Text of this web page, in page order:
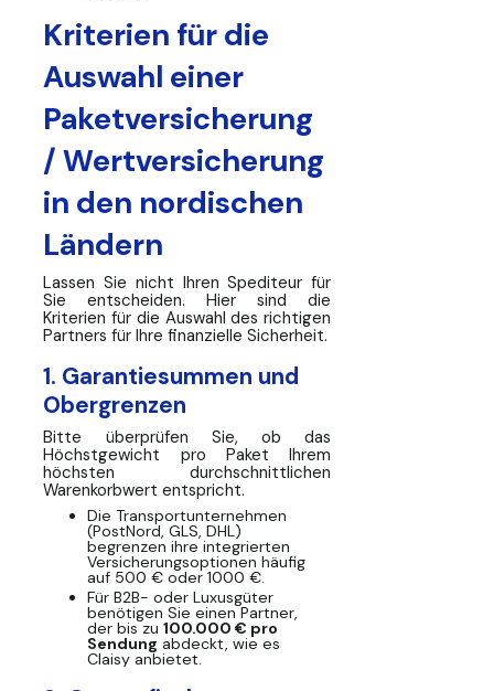
Kriterien für die
Auswahl einer
Paketversicherung
/ Wertversicherung
in den nordischen
Ländern
Lassen Sie nicht Ihren Spediteur für
Sie entscheiden. Hier sind die
Kriterien für die Auswahl des richtigen
Partners für Ihre finanzielle Sicherheit.
1. Garantiesummen und
Obergrenzen
Bitte überprüfen Sie, ob das
Höchstgewicht pro Paket Ihrem
höchsten durchschnittlichen
Warenkorbwert entspricht.
Die Transportunternehmen
(PostNord, GLS, DHL)
begrenzen ihre integrierten
Versicherungsoptionen häufig
auf 500 € oder 1000 €.
Für B2B- oder Luxusgüter
benötigen Sie einen Partner,
der bis zu 100.000 € pro
Sendung abdeckt, wie es
Claisy anbietet.